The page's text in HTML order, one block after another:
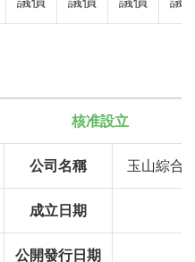
核准設立
公司名稱 玉山綜合
成立日期
公開發行日期